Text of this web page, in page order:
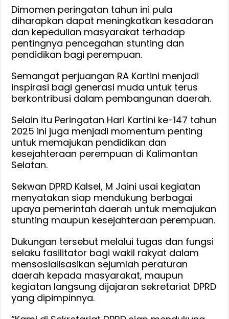
Dimomen peringatan tahun ini pula
diharapkan dapat meningkatkan kesadaran
dan kepedulian masyarakat terhadap
pentingnya pencegahan stunting dan
pendidikan bagi perempuan.
Semangat perjuangan RA Kartini menjadi
inspirasi bagi generasi muda untuk terus
berkontribusi dalam pembangunan daerah.
Selain itu Peringatan Hari Kartini ke-147 tahun
2025 ini juga menjadi momentum penting
untuk memajukan pendidikan dan
kesejahteraan perempuan di Kalimantan
Selatan.
Sekwan DPRD Kalsel, M Jaini usai kegiatan
menyatakan siap mendukung berbagai
upaya pemerintah daerah untuk memajukan
stunting maupun kesejahteraan perempuan.
Dukungan tersebut melalui tugas dan fungsi
selaku fasilitator bagi wakil rakyat dalam
mensosialisasikan sejumlah peraturan
daerah kepada masyarakat, maupun
kegiatan langsung dijajaran sekretariat DPRD
yang dipimpinnya.